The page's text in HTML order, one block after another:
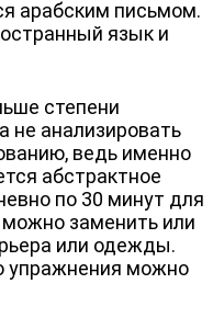
арабским письмом.
язык и
степени
не анализировать
ведь именно
абстрактное
по 30 минут для
можно заменить или
или одежды.
упражнения можно